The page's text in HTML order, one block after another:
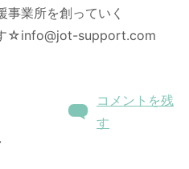
業所を創っていく
☆info@jot-support.com
コメントを残
す